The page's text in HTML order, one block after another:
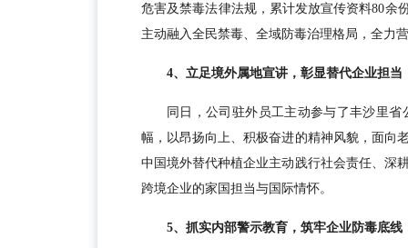
危害及禁毒法律法规，累计发放宣传资料80余
主动融入全民禁毒、全域防毒治理格局，全力
4、立足境外属地宣讲，彰显替代企业担当
同日，公司驻外员工主动参与了丰沙里
幅，以昂扬向上、积极奋进的精神风貌，面向
中国境外替代种植企业主动践行社会责任、深
跨境企业的家国担当与国际情怀。
5、抓实内部警示教育，筑牢企业防毒底线